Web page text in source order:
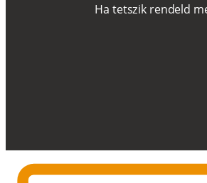
Ha tetszik rendeld m